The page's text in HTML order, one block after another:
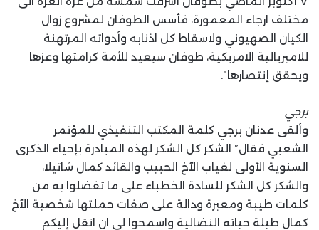
مختلف ارجاء المعمورة، فأسس الطوفان لمشروع زوال
الكيان الصهيوني ولاسقاط كل اذنابه وأدواته المرتهنة
للامبريالية الامريكية، طوفان سيعيد للأمة كرامتها وعزها
ويحقق إنتصارها”.
برجي
وألقى عدنان برجي كلمة المكتب التنفيذي للمؤتمر
الشعبي فقال” الشكر كل الشكر لهذه المبادرة بإحياء الذكرى
السنوية الأولى لغياب الآخ الحبيب والقائد كمال شاتيلا،
والشكر كل الشكر للسادة الخطباء على ما تفضلوا به من
كلمات طيبة ومعبرة ودالة على صفات حملتها شخصية الآخ
كمال طيلة حياته النضالية واسمحوا لي ان انقل إليكم